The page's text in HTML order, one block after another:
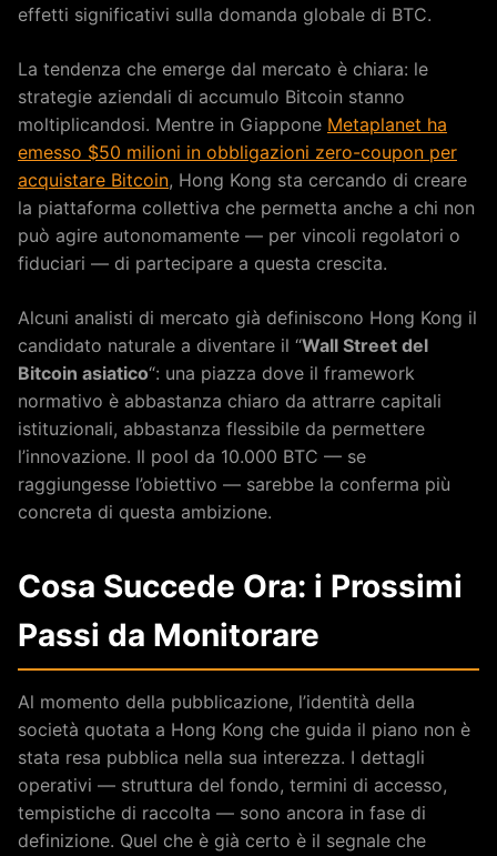
effetti significativi sulla domanda globale di BTC.
La tendenza che emerge dal mercato è chiara: le
strategie aziendali di accumulo Bitcoin stanno
moltiplicandosi. Mentre in Giappone Metaplanet ha
emesso $50 milioni in obbligazioni zero-coupon per
acquistare Bitcoin, Hong Kong sta cercando di creare
la piattaforma collettiva che permetta anche a chi non
può agire autonomamente — per vincoli regolatori o
fiduciari — di partecipare a questa crescita.
Alcuni analisti di mercato già definiscono Hong Kong il
candidato naturale a diventare il “Wall Street del
Bitcoin asiatico“: una piazza dove il framework
normativo è abbastanza chiaro da attrarre capitali
istituzionali, abbastanza flessibile da permettere
l’innovazione. Il pool da 10.000 BTC — se
raggiungesse l’obiettivo — sarebbe la conferma più
concreta di questa ambizione.
Cosa Succede Ora: i Prossimi
Passi da Monitorare
Al momento della pubblicazione, l’identità della
società quotata a Hong Kong che guida il piano non è
stata resa pubblica nella sua interezza. I dettagli
operativi — struttura del fondo, termini di accesso,
tempistiche di raccolta — sono ancora in fase di
definizione. Quel che è già certo è il segnale che